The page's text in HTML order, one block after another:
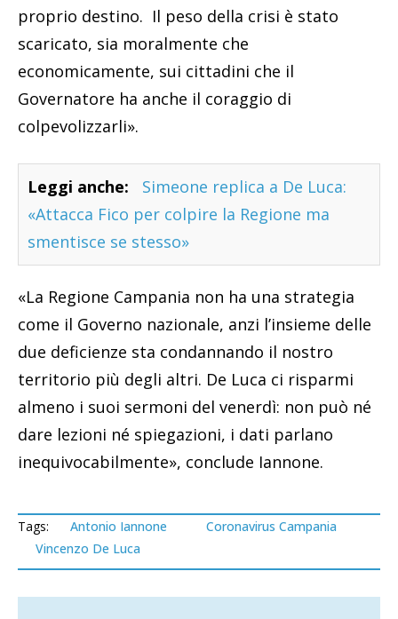
proprio destino. Il peso della crisi è stato
scaricato, sia moralmente che
economicamente, sui cittadini che il
Governatore ha anche il coraggio di
colpevolizzarli».
Leggi anche:
Simeone replica a De Luca:
«Attacca Fico per colpire la Regione ma
smentisce se stesso»
«La Regione Campania non ha una strategia
come il Governo nazionale, anzi l’insieme delle
due deficienze sta condannando il nostro
territorio più degli altri. De Luca ci risparmi
almeno i suoi sermoni del venerdì: non può né
dare lezioni né spiegazioni, i dati parlano
inequivocabilmente», conclude Iannone.
Tags: Antonio Iannone
Coronavirus Campania
Vincenzo De Luca